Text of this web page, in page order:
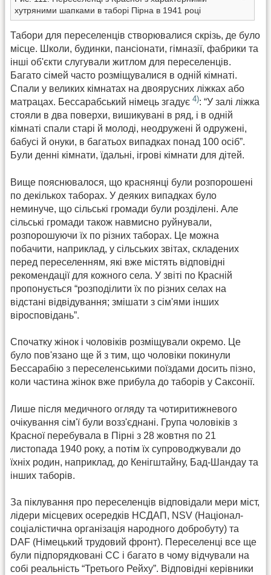
хутряними шапками в таборі Пірна в 1941 році
Табори для переселенців створювалися скрізь, де було
місце. Школи, будинки, пансіонати, гімназії, фабрики та
інші об'єкти слугували житлом для переселенців.
Багато сімей часто розміщувалися в одній кімнаті.
Спали у великих кімнатах на двоярусних ліжках або
матрацах. Бессарабський німець згадує 4): “У залі ліжка
стояли в два поверхи, вишикувані в ряд, і в одній
кімнаті спали старі й молоді, неодружені й одружені,
бабусі й онуки, в багатьох випадках понад 100 осіб”.
Були денні кімнати, їдальні, ігрові кімнати для дітей.
Вище пояснювалося, що краснянці були розпорошені
по декількох таборах. У деяких випадках було
неминуче, що сільські громади були розділені. Але
сільські громади також навмисно руйнували,
розпорошуючи їх по різних таборах. Це можна
побачити, наприклад, у сільських звітах, складених
перед переселенням, які вже містять відповідні
рекомендації для кожного села. У звіті по Красній
пропонується “розподілити їх по різних селах на
відстані відвідування; змішати з сім'ями інших
віросповідань”.
Спочатку жінок і чоловіків розміщували окремо. Це
було пов'язано ще й з тим, що чоловіки покинули
Бессарабію з переселенськими поїздами досить пізно,
коли частина жінок вже прибула до таборів у Саксонії.
Лише після медичного огляду та чотиритижневого
очікування сім'ї були возз'єднані. Група чоловіків з
Красної перебувала в Пірні з 28 жовтня по 21
листопада 1940 року, а потім їх супроводжували до
їхніх родин, наприклад, до Кенігштайну, Бад-Шандау та
інших таборів.
За піклування про переселенців відповідали мери міст,
лідери місцевих осередків НСДАП, NSV (Націонал-
соціалістична організація народного добробуту) та
DAF (Німецький трудовий фронт). Переселенці все ще
були підпорядковані СС і багато в чому відчували на
собі реальність “Третього Рейху”. Відповідні керівники